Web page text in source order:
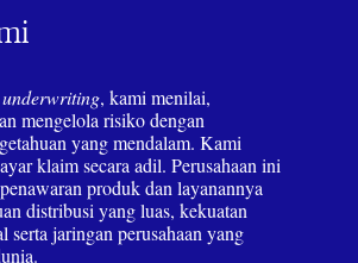
underwriting, kami menilai,
mengelola risiko dengan
yang mendalam. Kami
klaim secara adil. Perusahaan ini
produk dan layanannya
distribusi yang luas, kekuatan
serta jaringan perusahaan yang